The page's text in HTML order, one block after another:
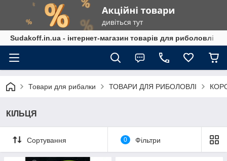
Sudakoff.in.ua - інтернет-магазин товарів для риболовлі
Товари для рибалки ТОВАРИ ДЛЯ РИБОЛОВЛІ
КІЛЬЦЯ
Сортування 0 Фільтри